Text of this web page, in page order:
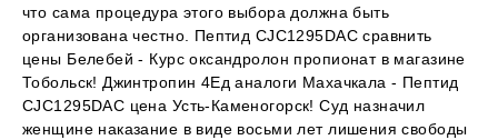
что сама процедура этого выбора должна быть
организована честно. Пептид CJC1295DAC сравнить
цены Белебей - Курс оксандролон пропионат в магазине
Тобольск! Джинтропин 4Ед аналоги Махачкала - Пептид
CJC1295DAC цена Усть-Каменогорск! Суд назначил
женщине наказание в виде восьми лет лишения свободы